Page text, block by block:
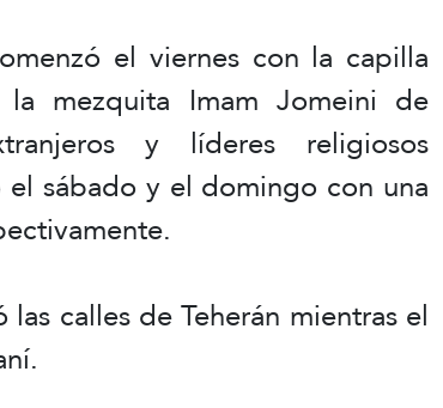
el viernes con la capilla
mezquita Imam Jomeini de
y líderes religiosos
sábado y el domingo con una
calles de Teherán mientras el